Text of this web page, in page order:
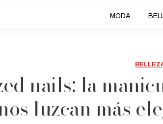
MODA
nails: la
luzcan más